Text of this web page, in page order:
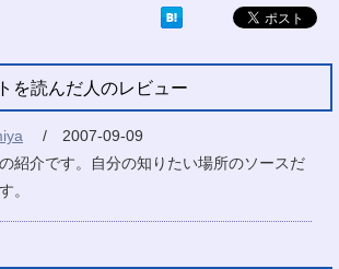
を読んだ人のレビュー
/ 2007-09-09
紹介です。自分の知りたい場所のソースだ
。